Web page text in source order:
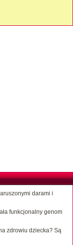
darami i
funkcjonalny genom
zdrowiu dziecka? Są